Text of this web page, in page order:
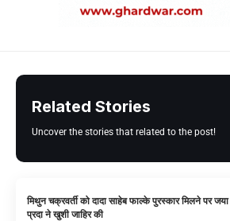
Related Stories
Uncover the stories that related to the post!
मिथुन चक्रवर्ती को दादा साहेब फाल्के पुरस्कार मिलने पर जया
प्रदा ने खुशी जाहिर की